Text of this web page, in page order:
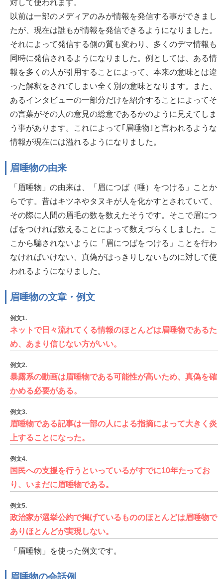
対して使われます。
以前は一部のメディアのみが情報を発信する事ができまし
たが、現在は誰もが情報を発信できるようになりました。
それによって発信する側の質も変わり、多くのデマ情報も
同時に発信されるようになりました。例としては、ある情
報を多くの人が引用することによって、本来の意味とは違
った解釈をされてしまい全く別の意味となります。また、
あるインタビューの一部分だけを紹介することによってそ
の言葉がその人の意見の総意であるかのように見えてしま
う事があります。これによって｢眉唾物｣と言われるような
情報が現在には溢れるようになりました。
眉唾物の由来
「眉唾物」の由来は、「眉につば（唾）をつける」ことか
らです。昔はキツネやタヌキが人を化かすとされていて、
その際に人間の眉毛の数を数えたそうです。そこで眉につ
ばをつければ数えることによって数えづらくしました。こ
こから騙されないように「眉につばをつける」ことを行わ
なければいけない、真偽がはっきりしないものに対して使
われるようになりました。
眉唾物の文章・例文
例文1.
ネットで日々流れてくる情報のほとんどは眉唾物であるた
め、あまり信じない方がいい。
例文2.
暴露系の動画は眉唾物である可能性が高いため、真偽を確
かめる必要がある。
例文3.
眉唾物である記事は一部の人による指摘によって大きく炎
上することになった。
例文4.
国民への支援を行うといっているがすでに10年たってお
り、いまだに眉唾物である。
例文5.
政治家が選挙公約で掲げているもののほとんどは眉唾物で
ありほとんどが実現しない。
「眉唾物」を使った例文です。
眉唾物の会話例